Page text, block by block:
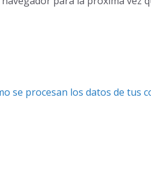
se procesan los datos de tus